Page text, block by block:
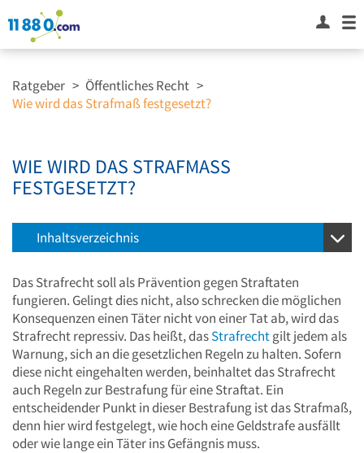
Ratgeber > Öffentliches Recht >
Wie wird das Strafmaß festgesetzt?
WIE WIRD DAS STRAFMASS F
ESTGESETZT?
Inhaltsverzeichnis
Das Strafrecht soll als Prävention gegen Straftaten
fungieren. Gelingt dies nicht, also schrecken die möglichen
Konsequenzen einen Täter nicht von einer Tat ab, wird das
Strafrecht repressiv. Das heißt, dasStrafrechtgilt jedem als
Warnung, sich an die gesetzlichen Regeln zu halten. Sofern
diese nicht eingehalten werden, beinhaltet das Strafrecht
auch Regeln zur Bestrafung für eine Straftat. Ein
entscheidender Punkt in dieser Bestrafung ist das Strafmaß,
denn hier wird festgelegt, wie hoch eine Geldstrafe ausfällt
oder wie lange ein Täter ins Gefängnis muss.